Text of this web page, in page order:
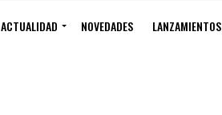
ACTUALIDAD NOVEDADES LANZAMIENTOS